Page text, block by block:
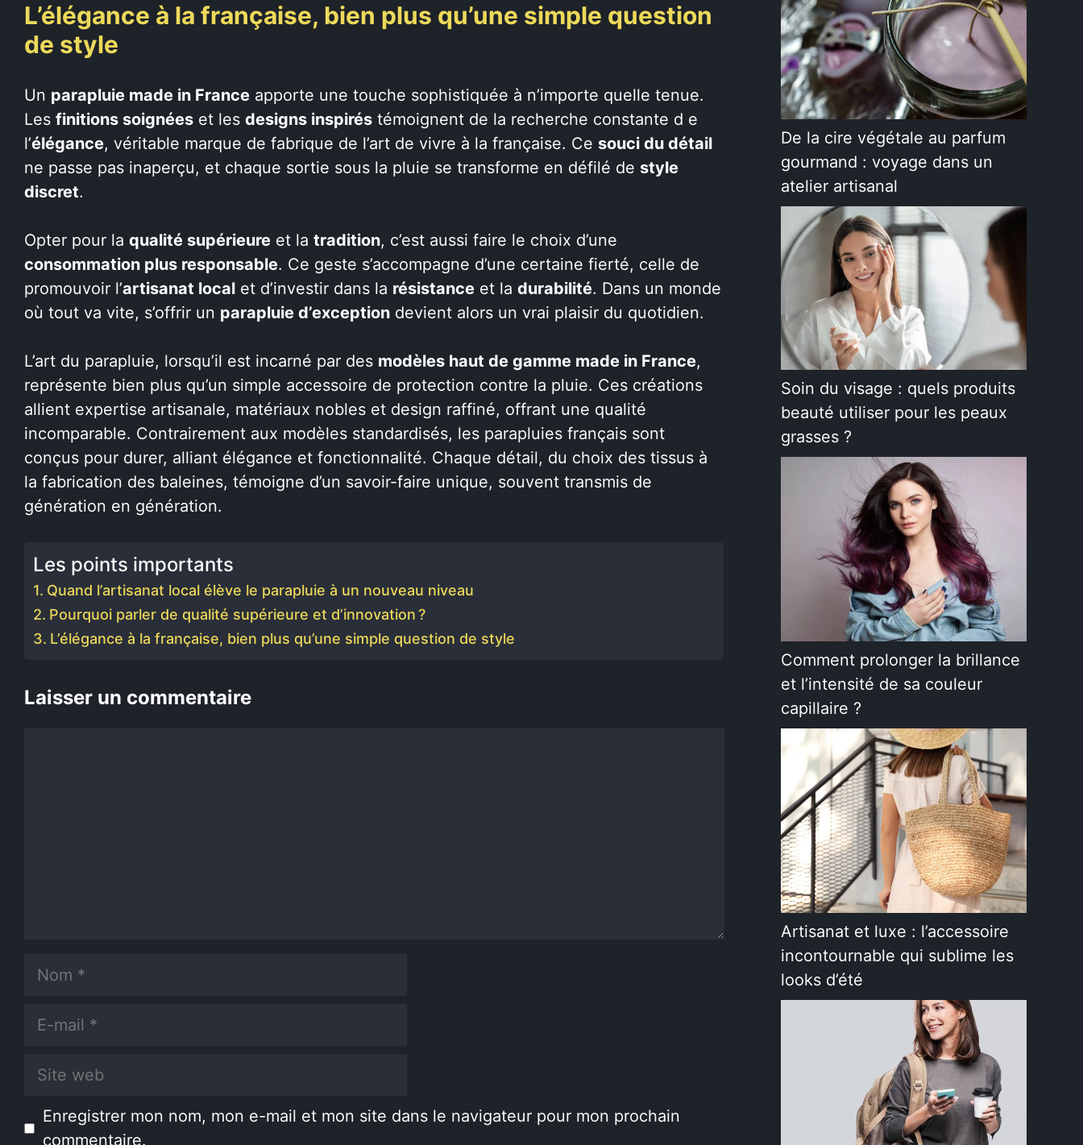
L’élégance à la française, bien plus qu’une simple question
de style
Un parapluie made in France apporte une touche sophistiquée à n’importe quelle tenue.
Les finitions soignées et les designs inspirés témoignent de la recherche constante d e
l’élégance, véritable marque de fabrique de l’art de vivre à la française. Ce souci du détail
ne passe pas inaperçu, et chaque sortie sous la pluie se transforme en défilé de style
discret.
Opter pour la qualité supérieure et la tradition, c’est aussi faire le choix d’une
consommation plus responsable. Ce geste s’accompagne d’une certaine fierté, celle de
promouvoir l’artisanat local et d’investir dans la résistance et la durabilité. Dans un monde
où tout va vite, s’offrir un parapluie d’exception devient alors un vrai plaisir du quotidien.
L’art du parapluie, lorsqu’il est incarné par des modèles haut de gamme made in France,
représente bien plus qu’un simple accessoire de protection contre la pluie. Ces créations
allient expertise artisanale, matériaux nobles et design raffiné, offrant une qualité
incomparable. Contrairement aux modèles standardisés, les parapluies français sont
conçus pour durer, alliant élégance et fonctionnalité. Chaque détail, du choix des tissus à
la fabrication des baleines, témoigne d’un savoir-faire unique, souvent transmis de
génération en génération.
Les points importants
Quand l’artisanat local élève le parapluie à un nouveau niveau
Pourquoi parler de qualité supérieure et d’innovation ?
L’élégance à la française, bien plus qu’une simple question de style
Laisser un commentaire
Nom
E-
Site
Enregistrer mon nom, mon e-mail et mon site dans le navigateur pour mon prochain
commentaire.
De la cire végétale au parfum
gourmand : voyage dans un
atelier artisanal
Soin du visage : quels produits
beauté utiliser pour les peaux
grasses ?
Comment prolonger la brillance
et l’intensité de sa couleur
capillaire ?
Artisanat et luxe : l’accessoire
incontournable qui sublime les
looks d’été